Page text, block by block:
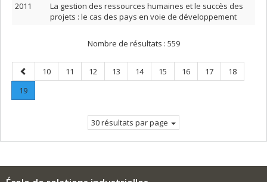
2011
La gestion des ressources humaines et le succès des
projets : le cas des pays en voie de développement
Nombre de résultats : 559
Page
précédente
Page
10 Page
11 Page
12 Page
13 Page
14 Page
15 Page
16 Page
17 Page
18
Page
19.
Page
30 résultats par page